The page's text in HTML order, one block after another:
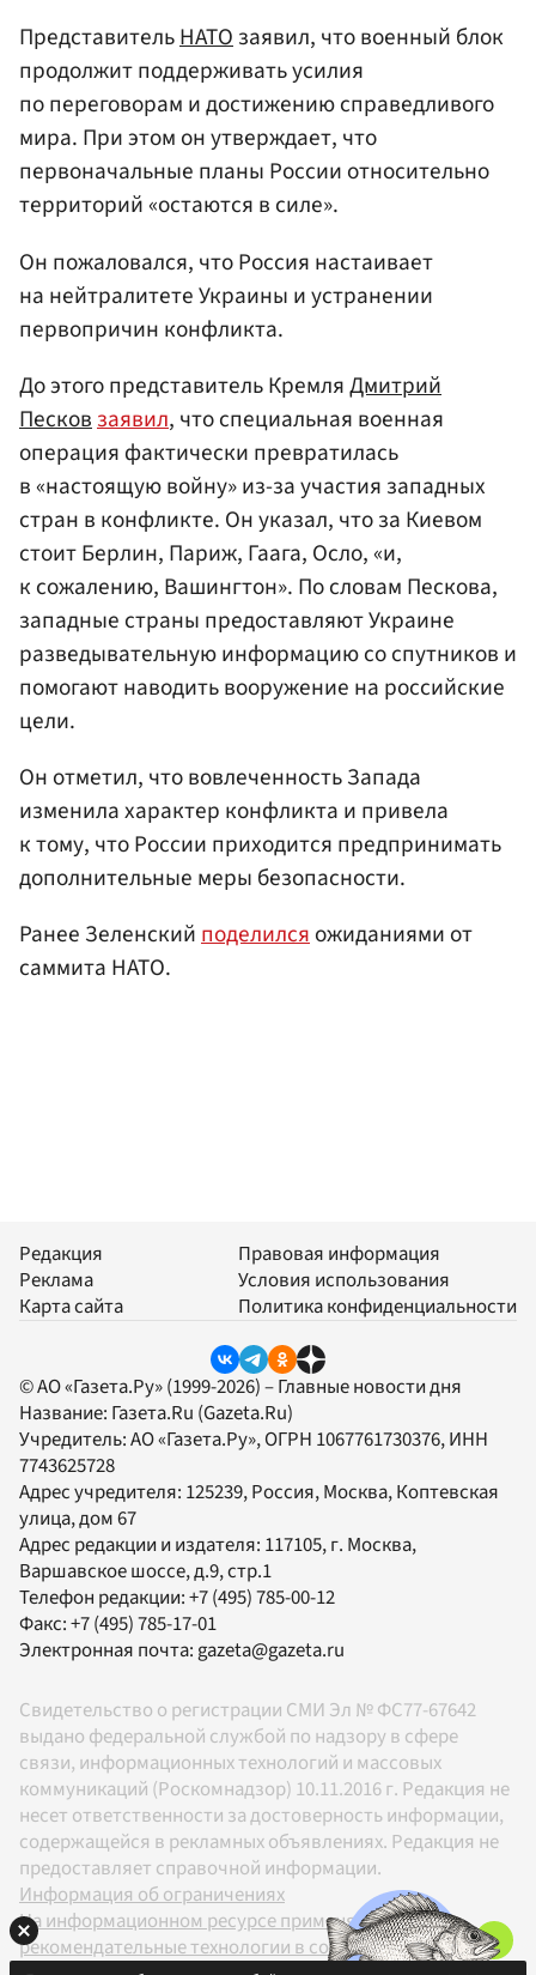
ПредставительНАТОзаявил, что военный блок
продолжит поддерживать усилия
по переговорам и достижению справедливого
мира. При этом он утверждает, что
первоначальные планы России относительно
территорий «остаются в силе».
Он пожаловался, что Россия настаивает
на нейтралитете Украины и устранении
первопричин конфликта.
До этого представитель КремляДмитрий
Песковзаявил, что специальная военная
операция фактически превратилась
в «настоящую войну» из-за участия западных
стран в конфликте. Он указал, что за Киевом
стоит Берлин, Париж, Гаага, Осло, «и,
к сожалению, Вашингтон». По словам Пескова,
западные страны предоставляют Украине
разведывательную информацию со спутников и
помогают наводить вооружение на российские
цели.
Он отметил, что вовлеченность Запада
изменила характер конфликта и привела
к тому, что России приходится предпринимать
дополнительные меры безопасности.
Ранее Зеленскийподелилсяожиданиями от
саммита НАТО.
Редакция
Реклама
Карта сайта
Правовая информация
Условия использования
Политика конфиденциальности
© АО «Газета.Ру» (1999-2026) – Главные новости дня
Название: Газета.Ru (Gazeta.Ru)
Учредитель:АО «Газета.Ру», ОГРН 1067761730376, ИНН
7743625728
Адрес учредителя: 125239, Россия, Москва, Коптевская
улица, дом 67
Адрес редакции и издателя: 117105, г. Москва,
Варшавское шоссе, д.9, стр.1
Телефон редакции:+7 (495) 785-00-12
Факс:+7 (495) 785-17-01
Электронная почта: gazeta@gazeta.ru
Свидетельство о регистрации СМИ Эл № ФС77-67642
выдано федеральной службой по надзору в сфере
связи, информационных технологий и массовых
коммуникаций (Роскомнадзор) 10.11.2016 г. Редакция не
несет ответственности за достоверность информации,
содержащейся в рекламных объявлениях. Редакция не
предоставляет справочной информации.
Информация об ограничениях
На информационном ресурсе применяются
рекомендательные технологии в соответствии с